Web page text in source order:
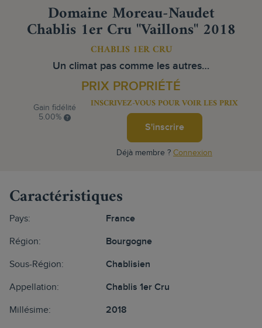
Domaine Moreau-Naudet
Chablis 1er Cru "Vaillons" 2018
CHABLIS 1ER CRU
Un climat pas comme les autres…
PRIX PROPRIÉTÉ
Gain fidélité
5.00%
INSCRIVEZ-VOUS POUR VOIR LES PRIX
S'inscrire
Déjà membre ? Connexion
Caractéristiques
Pays: France
Région: Bourgogne
Sous-Région: Chablisien
Appellation: Chablis 1er Cru
Millésime: 2018